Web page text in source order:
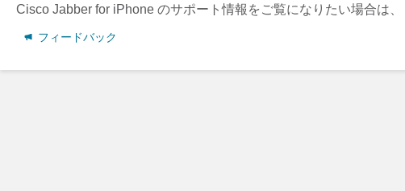
Cisco Jabber for iPhone のサポート情報をご覧になりたい場合は、
フィードバック